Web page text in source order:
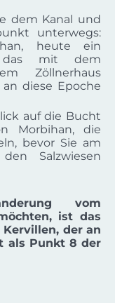
dem Kanal und
unterwegs:
heute ein
das mit dem
Zöllnerhaus
diese Epoche
auf die Bucht
Morbihan, die
bevor Sie am
Salzwiesen
vom
ist das
Kervillen, der an
als Punkt 8 der